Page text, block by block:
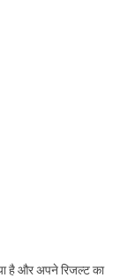
है और अपने रिजल्ट का